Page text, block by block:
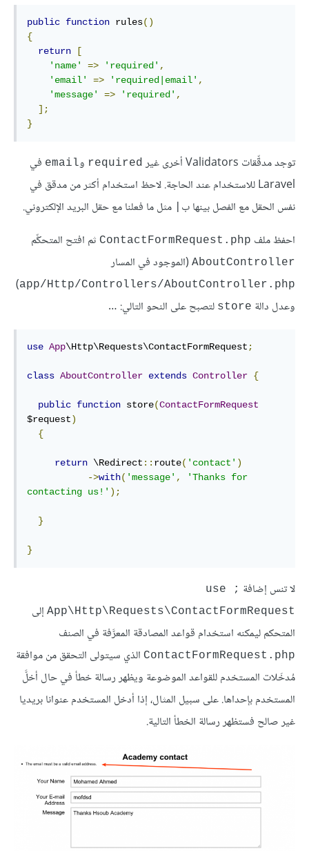
public function rules()
{
return
[
'name'
=> 'required' ,
'email'
=> 'required|email' ,
'message'
=> 'required' ,
];
}
توجد مدقِّقات Validators أخرى غير required وemail في
Laravel للاستخدام عند الحاجة. لاحظ استخدام أكثر من مدقق في
نفس الحقل مع الفصل بينها ب مثل ما فعلنا مع حقل البريد الإلكتروني.
احفظ ملف ContactFormRequest.php ثم افتح المتحكِّم
AboutController (الموجود في المسار
app/Http/Controllers/AboutController.php
)
وعدل دالة store لتصبح على النحو التالي: …
use App\Http\Requests\ContactFormRequest ;
class AboutController extends Controller {
public function store(ContactFormRequest
$request)
{
return \Redirect :: route( 'contact' )
->with( 'message' ,
'Thanks for
contacting us!' );
}
}
لا تنس إضافة
;use
App\Http\Requests\ContactFormRequest إلى
المتحكم ليمكنه استخدام قواعد المصادقة المعرَّفة في الصنف
ContactFormRequest.php الذي سيتولى التحقق من موافقة
مُدخَلات المستخدم للقواعد الموضوعة ويظهر رسالة خطأ في حال أخلَّ
المستخدم بإحداها. على سبيل المثال، إذا أدخل المستخدم عنوانا بريديا
غير صالح فستظهر رسالة الخطأ التالية.